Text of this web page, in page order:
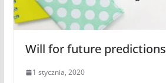
Will for future predictions
1 stycznia, 2020